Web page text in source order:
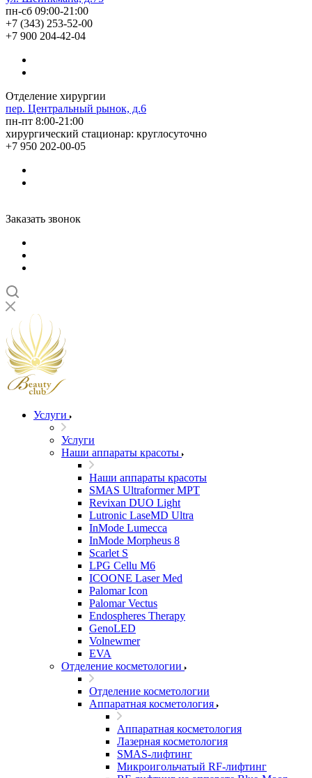
пн-сб 09:00-21:00
+7 (343) 253-52-00
+7 900 204-42-04
Отделение хирургии
пер. Центральный рынок, д.6
пн-пт 8:00-21:00
хирургический стационар: круглосуточно
+7 950 202-00-05
Заказать звонок
Услуги
Услуги
Наши аппараты красоты
Наши аппараты красоты
SMAS Ultraformer MPT
Revixan DUO Light
Lutronic LaseMD Ultra
InMode Lumecca
InMode Morpheus 8
Scarlet S
LPG Cellu M6
ICOONE Laser Med
Palomar Icon
Palomar Vectus
Endospheres Therapy
GenoLED
Volnewmer
EVA
Отделение косметологии
Отделение косметологии
Аппаратная косметология
Аппаратная косметология
Лазерная косметология
SMAS-лифтинг
Микроигольчатый RF-лифтинг